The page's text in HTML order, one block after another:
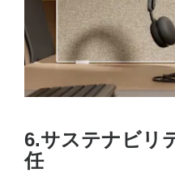
6.サステナビリ
任